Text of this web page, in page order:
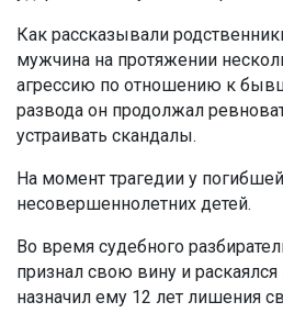
Как рассказывали
мужчина на протяжении
агрессию по отношению к
развода он продолжал
устраивать скандалы.
На момент трагедии у
несовершеннолетних детей.
Во время судебного
признал свою вину и
назначил ему 12 лет лишения